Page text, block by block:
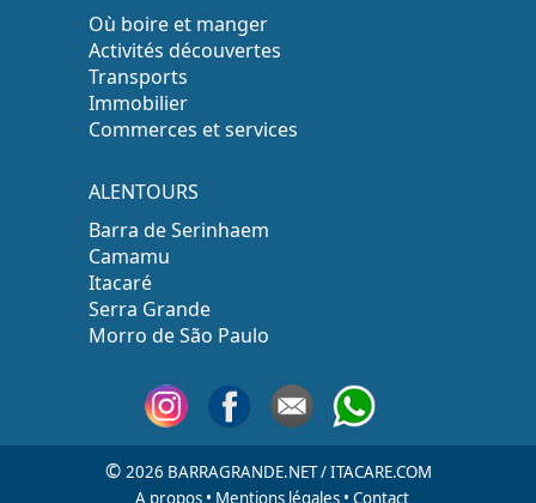
Où boire et manger
Activités découvertes
Transports
Immobilier
Commerces et services
ALENTOURS
Barra de Serinhaem
Camamu
Itacaré
Serra Grande
Morro de São Paulo
© 2026 BARRAGRANDE.NET / ITACARE.COM
A propos• Mentions légales• Contact